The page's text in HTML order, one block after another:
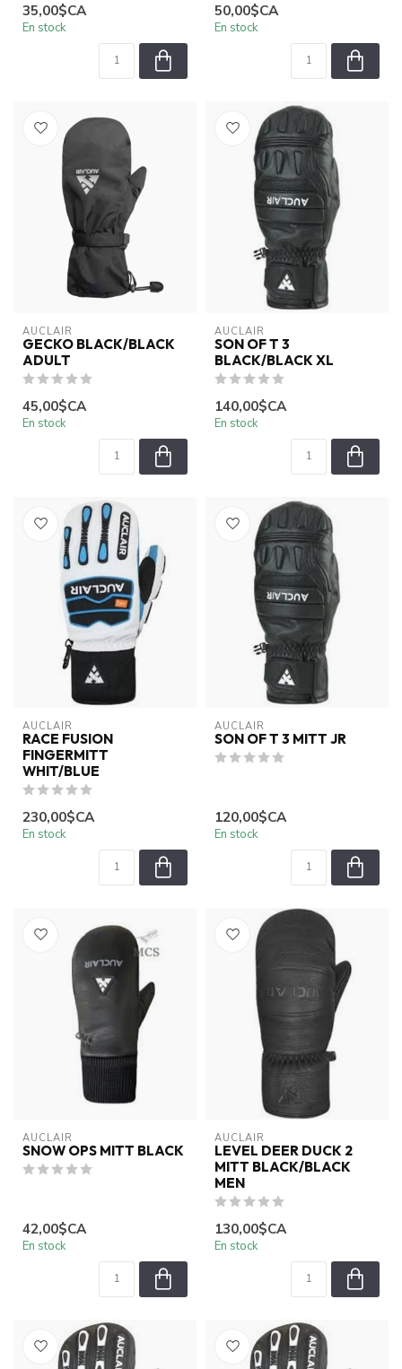
35,00$CA
En stock
50,00$CA
En stock
AUCLAIR
GECKO BLACK/BLACK
ADULT
45,00$CA
En stock
AUCLAIR
SON OF T 3
BLACK/BLACK XL
140,00$CA
En stock
AUCLAIR
RACE FUSION
FINGERMITT
WHIT/BLUE
230,00$CA
En stock
AUCLAIR
SON OF T 3 MITT JR
120,00$CA
En stock
AUCLAIR
SNOW OPS MITT BLACK
42,00$CA
En stock
AUCLAIR
LEVEL DEER DUCK 2
MITT BLACK/BLACK
MEN
130,00$CA
En stock